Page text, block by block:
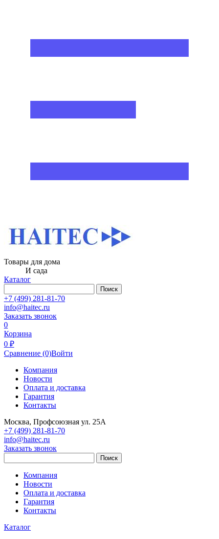
Товары для дома
И сада
Каталог
Поиск
+7 (499) 281-81-70
info@haitec.ru
Заказать звонок
0
Корзина
0 ₽
Сравнение (0)Войти
Компания
Новости
Оплата и доставка
Гарантия
Контакты
Москва, Профсоюзная ул. 25А
+7 (499) 281-81-70
info@haitec.ru
Заказать звонок
Поиск
Компания
Новости
Оплата и доставка
Гарантия
Контакты
Каталог